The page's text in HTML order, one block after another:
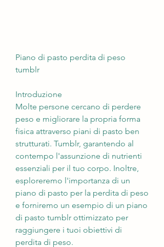
Piano di pasto perdita di peso
tumblr
Introduzione
Molte persone cercano di perdere
peso e migliorare la propria forma
fisica attraverso piani di pasto ben
strutturati. Tumblr, garantendo al
contempo l'assunzione di nutrienti
essenziali per il tuo corpo. Inoltre,
esploreremo l'importanza di un
piano di pasto per la perdita di peso
e forniremo un esempio di un piano
di pasto tumblr ottimizzato per
raggiungere i tuoi obiettivi di
perdita di peso.